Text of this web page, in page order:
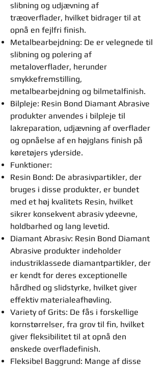
slibning og udjævning af
træoverflader, hvilket bidrager til at
opnå en fejlfri finish.
Metalbearbejdning: De er velegnede til
slibning og polering af
metaloverflader, herunder
smykkefremstilling,
metalbearbejdning og bilmetalfinish.
Bilpleje: Resin Bond Diamant Abrasive
produkter anvendes i bilpleje til
lakreparation, udjævning af overflader
og opnåelse af en højglans finish på
køretøjers yderside.
Funktioner:
Resin Bond: De abrasivpartikler, der
bruges i disse produkter, er bundet
med et høj kvalitets Resin, hvilket
sikrer konsekvent abrasiv ydeevne,
holdbarhed og lang levetid.
Diamant Abrasiv: Resin Bond Diamant
Abrasive produkter indeholder
industriklassede diamantpartikler, der
er kendt for deres exceptionelle
hårdhed og slidstyrke, hvilket giver
effektiv materialeafhøvling.
Variety of Grits: De fås i forskellige
kornstørrelser, fra grov til fin, hvilket
giver fleksibilitet til at opnå den
ønskede overfladefinish.
Fleksibel Baggrund: Mange af disse